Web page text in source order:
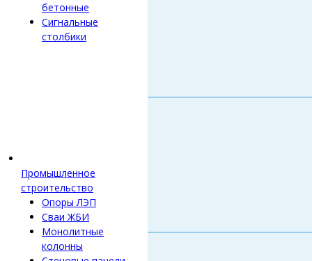
бетонные
Сигнальные
столбики
Промышленное
строительство
Опоры ЛЭП
Сваи ЖБИ
Монолитные
колонны